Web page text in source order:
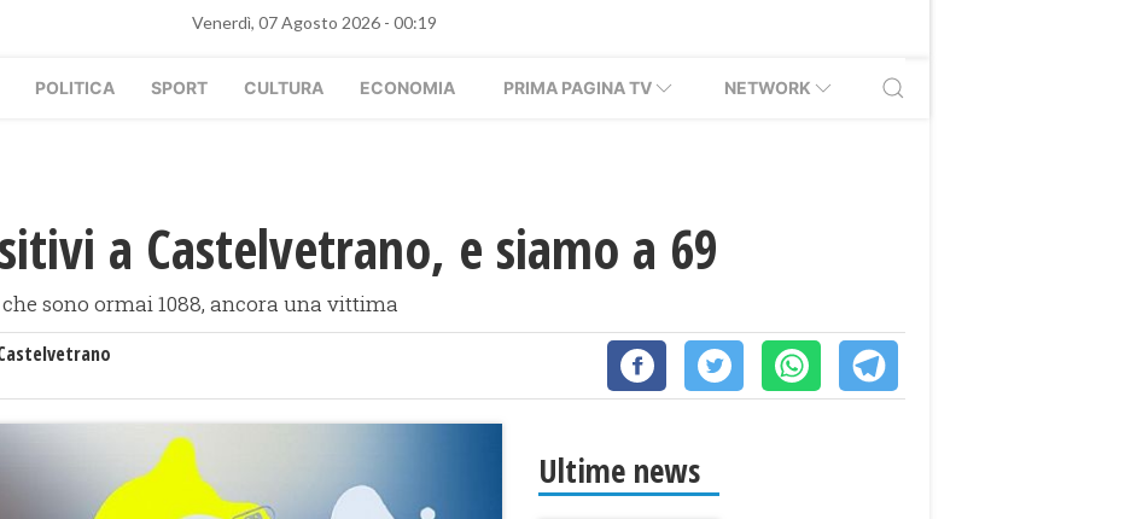
Venerdì, 07 Agosto 2026 - 00:19
POLITICA SPORT CULTURA ECONOMIA PRIMA PAGINA TV NETWORK
a Castelvetrano, e siamo a 69
sono ormai 1088, ancora una vittima
Ultime news